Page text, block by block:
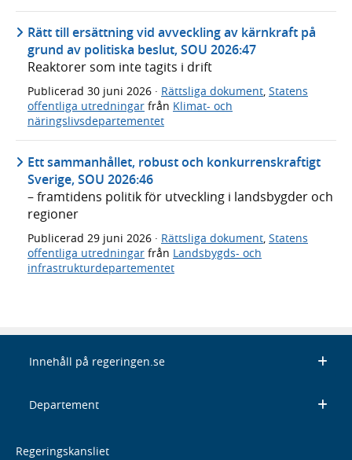
Rätt till ersättning vid avveckling av kärnkraft på
grund av politiska beslut, SOU 2026:47
Reaktorer som inte tagits i drift
Publicerad 30 juni 2026 · Rättsliga dokument, Statens
offentliga utredningar från Klimat- och
näringslivsdepartementet
Ett sammanhållet, robust och konkurrenskraftigt
Sverige, SOU 2026:46
– framtidens politik för utveckling i landsbygder och
regioner
Publicerad 29 juni 2026 · Rättsliga dokument Statens
offentliga utredningar från Landsbygds- och
infrastrukturdepartementet
Innehåll på regeringen.se
Departement
Regeringskansliet